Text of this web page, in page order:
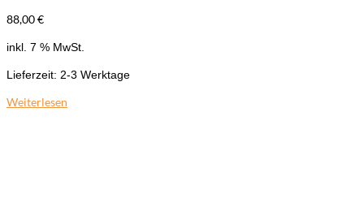
88,00€
inkl. 7 % MwSt.
Lieferzeit: 2-3 Werktage
Weiterlesen